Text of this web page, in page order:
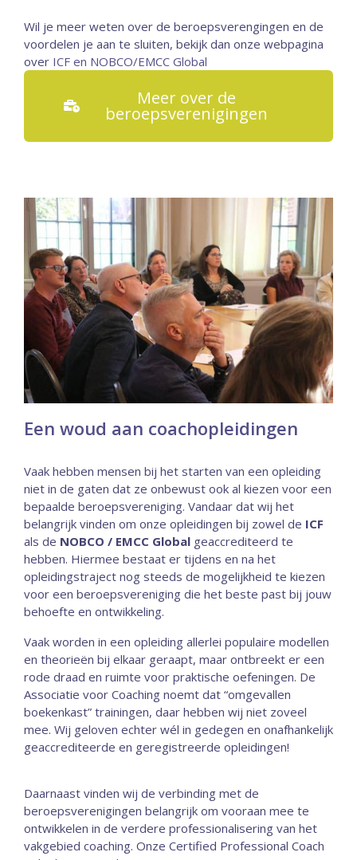
Wil je meer weten over de beroepsverengingen en de
voordelen je aan te sluiten, bekijk dan onze webpagina
over ICF en NOBCO/EMCC Global
Meer over de
beroepsverenigingen
Een woud aan coachopleidingen
Vaak hebben mensen bij het starten van een opleiding
niet in de gaten dat ze onbewust ook al kiezen voor een
bepaalde beroepsvereniging. Vandaar dat wij het
belangrijk vinden om onze opleidingen bij zowel de ICF
als de NOBCO / EMCC Global geaccrediteerd te
hebben. Hiermee bestaat er tijdens en na het
opleidingstraject nog steeds de mogelijkheid te kiezen
voor een beroepsvereniging die het beste past bij jouw
behoefte en ontwikkeling.
Vaak worden in een opleiding allerlei populaire modellen
en theorieën bij elkaar geraapt, maar ontbreekt er een
rode draad en ruimte voor praktische oefeningen. De
Associatie voor Coaching noemt dat “omgevallen
boekenkast” trainingen, daar hebben wij niet zoveel
mee. Wij geloven echter wél in gedegen en onafhankelijk
geaccrediteerde en geregistreerde opleidingen!
Daarnaast vinden wij de verbinding met de
beroepsverenigingen belangrijk om vooraan mee te
ontwikkelen in de verdere professionalisering van het
vakgebied coaching. Onze Certified Professional Coach